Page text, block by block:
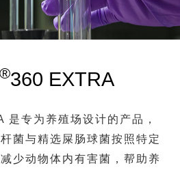
®360 EXTRA
专为养殖场设计的产品，
菌与精选屎肠球菌按照特定
少动物体内有害菌， 帮助养